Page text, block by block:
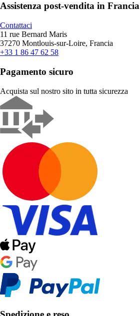
Assistenza post-vendita in Francia
Contattaci
11 rue Bernard Maris
37270 Montlouis-sur-Loire, Francia
+33 1 86 47 62 58
Pagamento sicuro
Acquista sul nostro sito in tutta sicurezza